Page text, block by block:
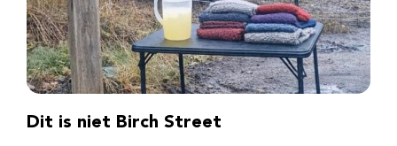
Dit is niet Birch Street